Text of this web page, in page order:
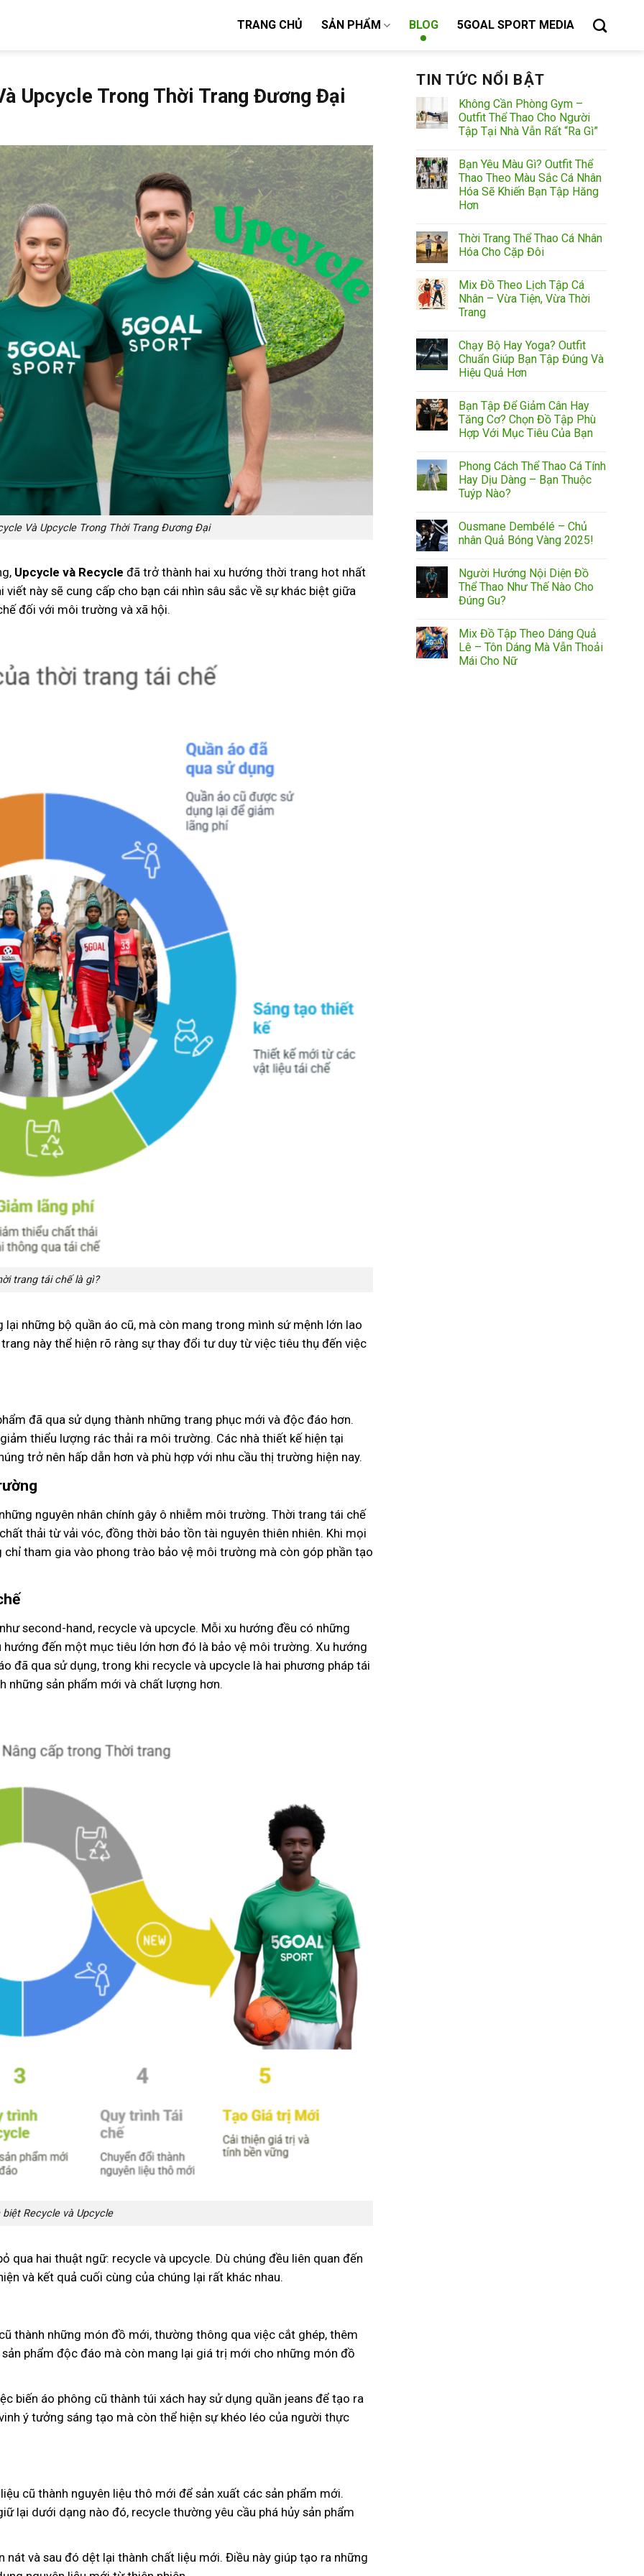
TRANG CHỦ SẢN PHẨM BLOG 5GOAL SPORT MEDIA
Upcycle Trong Thời Trang Đương Đại
Và Upcycle Trong Thời Trang Đương Đại
Upcycle và Recycle đã trở thành hai xu hướng thời trang hot nhất
này sẽ cung cấp cho bạn cái nhìn sâu sắc về sự khác biệt giữa
đối với môi trường và xã hội.
trang tái chế là gì?
những bộ quần áo cũ, mà còn mang trong mình sứ mệnh lớn lao
này thể hiện rõ ràng sự thay đổi tư duy từ việc tiêu thụ đến việc
đã qua sử dụng thành những trang phục mới và độc đáo hơn.
thiểu lượng rác thải ra môi trường. Các nhà thiết kế hiện tại
trở nên hấp dẫn hơn và phù hợp với nhu cầu thị trường hiện nay.
nguyên nhân chính gây ô nhiễm môi trường. Thời trang tái chế
thải từ vải vóc, đồng thời bảo tồn tài nguyên thiên nhiên. Khi mọi
tham gia vào phong trào bảo vệ môi trường mà còn góp phần tạo
second-hand, recycle và upcycle. Mỗi xu hướng đều có những
đến một mục tiêu lớn hơn đó là bảo vệ môi trường. Xu hướng
đã qua sử dụng, trong khi recycle và upcycle là hai phương pháp tái
những sản phẩm mới và chất lượng hơn.
biệt Recycle và Upcycle
qua hai thuật ngữ: recycle và upcycle. Dù chúng đều liên quan đến
và kết quả cuối cùng của chúng lại rất khác nhau.
thành những món đồ mới, thường thông qua việc cắt ghép, thêm
phẩm độc đáo mà còn mang lại giá trị mới cho những món đồ
biến áo phông cũ thành túi xách hay sử dụng quần jeans để tạo ra
ý tưởng sáng tạo mà còn thể hiện sự khéo léo của người thực
cũ thành nguyên liệu thô mới để sản xuất các sản phẩm mới.
lại dưới dạng nào đó, recycle thường yêu cầu phá hủy sản phẩm
nát và sau đó dệt lại thành chất liệu mới. Điều này giúp tạo ra những
TIN TỨC NỔI BẬT
Không Cần Phòng Gym –
Outfit Thể Thao Cho Người
Tập Tại Nhà Vẫn Rất “Ra Gì”
Bạn Yêu Màu Gì? Outfit Thể
Thao Theo Màu Sắc Cá Nhân
Hóa Sẽ Khiến Bạn Tập Hăng
Hơn
Thời Trang Thể Thao Cá Nhân
Hóa Cho Cặp Đôi
Mix Đồ Theo Lịch Tập Cá
Nhân – Vừa Tiện, Vừa Thời
Trang
Chạy Bộ Hay Yoga? Outfit
Chuẩn Giúp Bạn Tập Đúng Và
Hiệu Quả Hơn
Bạn Tập Để Giảm Cân Hay
Tăng Cơ? Chọn Đồ Tập Phù
Hợp Với Mục Tiêu Của Bạn
Phong Cách Thể Thao Cá Tính
Hay Dịu Dàng – Bạn Thuộc
Tuýp Nào?
Ousmane Dembélé – Chủ
nhân Quả Bóng Vàng 2025!
Người Hướng Nội Diện Đồ
Thể Thao Như Thế Nào Cho
Đúng Gu?
Mix Đồ Tập Theo Dáng Quả
Lê – Tôn Dáng Mà Vẫn Thoải
Mái Cho Nữ